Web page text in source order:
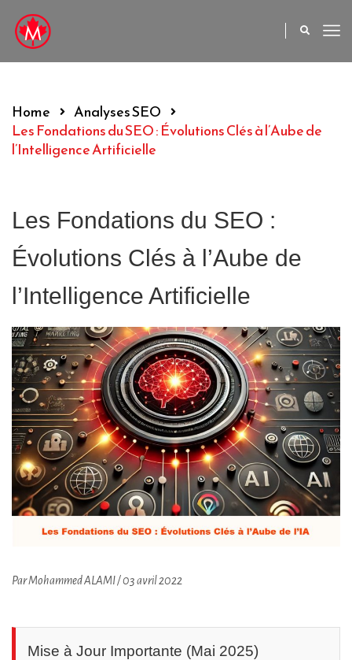
Home
Analyses SEO
Les Fondations du SEO : Évolutions Clés à l’Aube de
l’Intelligence Artificielle
Les Fondations du SEO :
Évolutions Clés à l’Aube de
l’Intelligence Artificielle
Par Mohammed ALAMI / 03 avril 2022
Mise à Jour Importante (Mai 2025)